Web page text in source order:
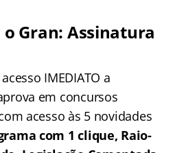
o Gran: Assinatura
IMEDIATO a
em concursos
acesso às 5 novidades
com 1 clique, Raio-